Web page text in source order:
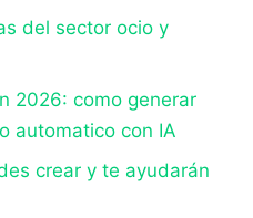
del sector ocio y
2026: como generar
automatico con IA
crear y te ayudarán